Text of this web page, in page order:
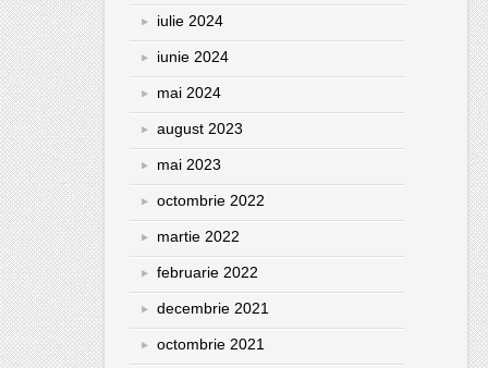
iulie 2024
iunie 2024
mai 2024
august 2023
mai 2023
octombrie 2022
martie 2022
februarie 2022
decembrie 2021
octombrie 2021